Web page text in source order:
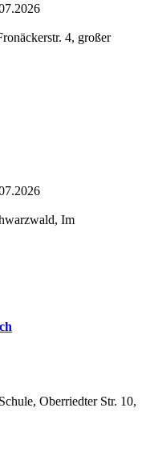
4, großer
Im
Oberriedter Str. 10,